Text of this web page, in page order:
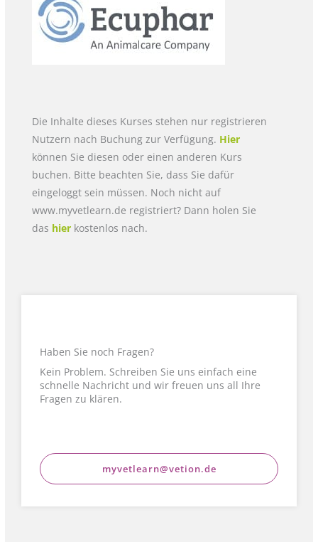
Die Inhalte dieses Kurses stehen nur registrieren
Nutzern nach Buchung zur Verfügung. Hier
können Sie diesen oder einen anderen Kurs
buchen. Bitte beachten Sie, dass Sie dafür
eingeloggt sein müssen. Noch nicht auf
www.myvetlearn.de registriert? Dann holen Sie
das hier kostenlos nach.
Haben Sie noch Fragen?
Kein Problem. Schreiben Sie uns einfach eine
schnelle Nachricht und wir freuen uns all Ihre
Fragen zu klären.
myvetlearn@vetion.de